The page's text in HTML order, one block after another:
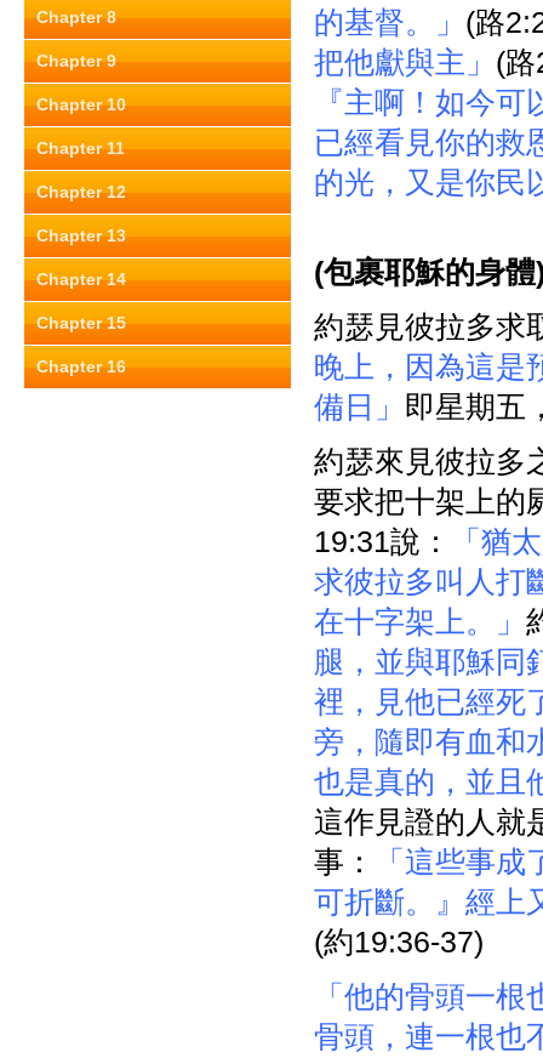
Chapter 8
Chapter 9
Chapter 10
Chapter 11
Chapter 12
Chapter 13
Chapter 14
Chapter 15
Chapter 16
的基督。」 (路
把他獻與主」 (
『主啊！如今
已經看見你的救
的光，又是你民
(包裹耶穌的身體
約瑟見彼拉多求
晚上，因為這是
備日」 即星期五
約瑟來見彼拉多
要求把十架上的
19:31說：
「猶
求彼拉多叫人打
在十字架上。」
腿，並與耶穌同
裡，見他已經死
旁，隨即有血和
也是真的，並且
這作見證的人就
事：
「這些事
可折斷。』經上
(約19:36-37)
「他的骨頭一
骨頭，連一根也